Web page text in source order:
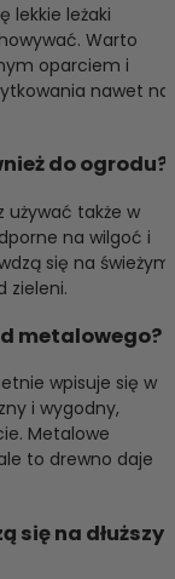
lekkie leżaki
Warto
oparciem i
nawet na
do ogrodu?
używać także w
na wilgoć i
się na świeżym
zieleni.
metalowego?
wpisuje się w
i wygodny,
Metalowe
to drewno daje
się na dłuższy